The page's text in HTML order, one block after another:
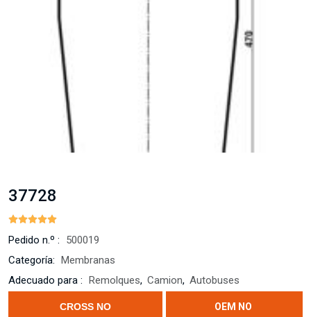
37728
Pedido n.º :
500019
Categoría:
Membranas
Adecuado para :
Remolques, Camion, Autobuses
CROSS NO OEM NO